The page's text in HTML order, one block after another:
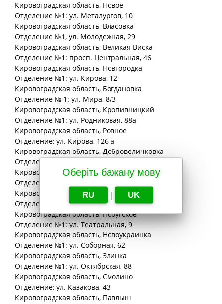
Оберіть бажану мову
RU | UK
Кировоградская область, Новое
Отделение №1: ул. Металургов, 10
Кировоградская область, Власовка
Отделение №1, ул. Молодежная, 29
Кировоградская область, Великая Виска
Отделение №1: просп. Центральная, 46
Кировоградская область, Новгородка
Отделение №1: ул. Кирова, 12
Кировоградская область, Богдановка
Отделение № 1: ул. Мира, 8/3
Кировоградская область, Кропивницкий
Отделение №1: ул. Родниковая, 88а
Кировоградская область, Ровное
Отделение: ул. Кирова, 126 а
Кировоградская область, Добровеличковка
Отделение №1: ул. 40 лет Октября, 34/2
Кировоградскаяобласть , Онуфриевка
Отделение №1: ул. 50-летия Октября, 16
Кировоградская
область
, Песчаный Брод
Отделение № 1: ул. Комсомольская, 20
Кировоградскаяобласть, Побугское
Отделение №1: ул. Театральная, 9
Кировоградская область, Новоукраинка
Отделение №1: ул. Соборная, 62
Кировоградская область, Злинка
Отделение №1: ул. Октябрская, 88
Кировоградская область, Смолино
Отделение: ул. Казакова, 43
Кировоградская область, Павлыш